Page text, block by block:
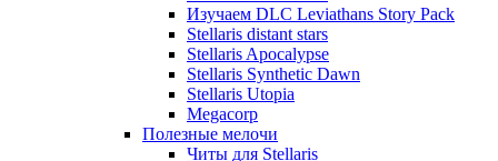
Изучаем DLC Leviathans Story Pack
Stellaris distant stars
Stellaris Apocalypse
Stellaris Synthetic Dawn
Stellaris Utopia
Megacorp
Полезные мелочи
Читы для Stellaris